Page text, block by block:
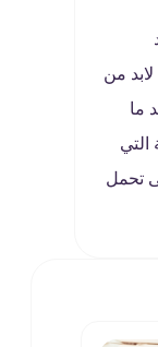
من
ما
التي
تحمل